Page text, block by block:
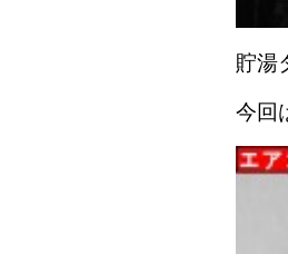
貯湯
今回